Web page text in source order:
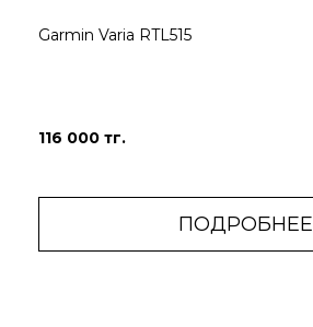
Garmin Varia RTL515
116 000 тг.
ПОДРОБНЕЕ